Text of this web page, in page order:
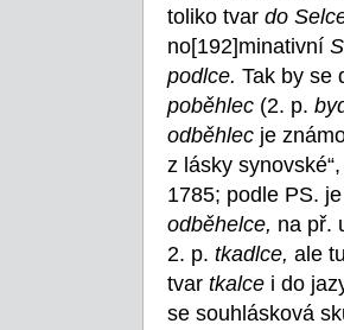
toliko tvar do
no[192]minativní
podlce. Tak by se
poběhlec (2. p.
odběhlec je
z lásky
1785; podle PS.
odběhelce, na př.
2. p. tkadlce, ale
tvar tkalce i do
se souhlásková